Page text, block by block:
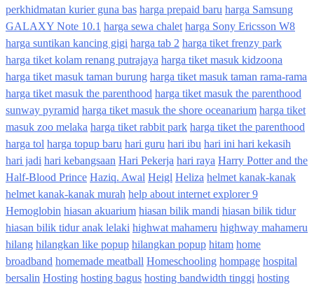
perkhidmatan kurier guna bas harga prepaid baru harga Samsung
GALAXY Note 10.1 harga sewa chalet harga Sony Ericsson W8
harga suntikan kancing gigi harga tab 2 harga tiket frenzy park
harga tiket kolam renang putrajaya harga tiket masuk kidzoona
harga tiket masuk taman burung harga tiket masuk taman rama-rama
harga tiket masuk the parenthood harga tiket masuk the parenthood
sunway pyramid harga tiket masuk the shore oceanarium harga tiket
masuk zoo melaka harga tiket rabbit park harga tiket the parenthood
harga tol harga topup baru hari guru hari ibu hari ini hari kekasih
hari jadi hari kebangsaan Hari Pekerja hari raya Harry Potter and the
Half-Blood Prince Haziq. Awal Heigl Heliza helmet kanak-kanak
helmet kanak-kanak murah help about internet explorer 9
Hemoglobin hiasan akuarium hiasan bilik mandi hiasan bilik tidur
hiasan bilik tidur anak lelaki highwat mahameru highway mahameru
hilang hilangkan like popup hilangkan popup hitam home
broadband homemade meatball Homeschooling hompage hospital
bersalin Hosting hosting bagus hosting bandwidth tinggi hosting